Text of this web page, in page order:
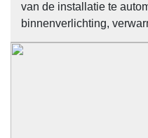
van de installatie te
binnenverlichting,